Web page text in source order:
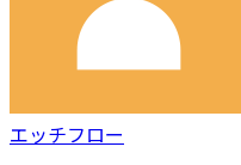
エッチフロー